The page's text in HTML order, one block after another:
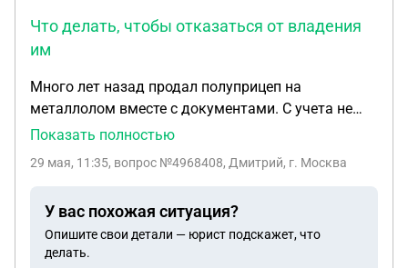
Что делать, чтобы отказаться от владения
им
Много лет назад продал полуприцеп на
металлолом вместе с документами. С учета не
снимал, т.к. налоги не начисляются. ПТС и Св-ва о
скорость. Снять с учета в ГИБДД или
ограничения. Что делать, чтобы отказаться от
владения им.
Показать полностью
29 мая, 11:35, вопрос №4968408, Дмитрий, г. Москва
У вас похожая ситуация?
Опишите свои детали — юрист подскажет, что
делать.